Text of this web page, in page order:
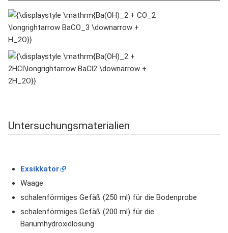
{\displaystyle
\mathrm{Ba(OH)_2
+ CO_2
\longrightarrow
BaCO_3
\downarrow +
{\displaystyle
\mathrm{Ba(OH)_2
+
Untersuchungsmaterialien
Exsikkator
Waage
schalenförmiges Gefäß (250 ml) für die Bodenprobe
schalenförmiges Gefäß (200 ml) für die
Bariumhydroxidlösung